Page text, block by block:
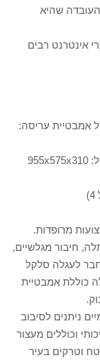
העובדה שהיא
אינטרנט רבים
12.1 קילו, משקל אמבטיית עריסה:
במצב פתוח: 950x575x300 במצב קיפול: 955x575x310
חיבור מגלשיים,
לעגלה סלקל
כוללת אמבטיית
2 גלגלים קדמיים ניתנים לסיבוב
וכוללים מעצור
וטרקים בעיר